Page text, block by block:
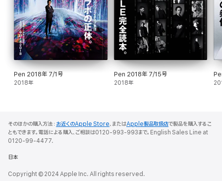
ジャン・ドゥ・ラ・ヴェシエール 「スニーカー&チル」共同経営者
オクトシヒロ スタイリスト、ファッションディレクタ-
ジェームス・フェーンホフ 「ハウス・オブ・デニム」代表
【第2特集】 バーゼルで目撃した、新作ウォッチの輝き。
別冊付録 静かなる主張、TASAKIという腕時計。
Pen 2018年 7/1号
2018年
Pen 2018年 7/15号
2018年
そのほかの購入方法： お近くのApple Store、またはApple製品取扱店で製品を購入するこ
ともできます。電話による購入、ご相談は0120-993-993まで。English Sales Line at
0120-99-4477.
日本
Copyright © 2024 Apple Inc. All rights reserved.